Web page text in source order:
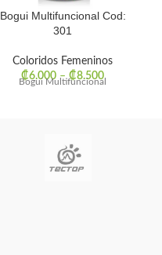
Bogui Multifuncional Cod:
301
Coloridos Femeninos
₡6.000 –₡8.500
Bogui Multifuncional